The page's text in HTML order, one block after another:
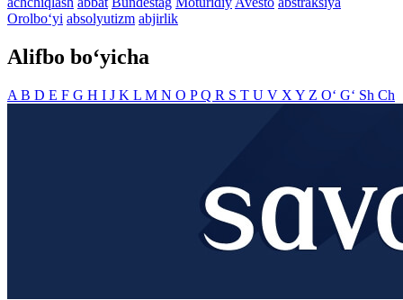
Orolbo‘yi absolyutizm abjirlik
Alifbo bo‘yicha
A B D E F G H I J K L M N O PQ R S T U V X Y Z O‘ G‘ Sh Ch